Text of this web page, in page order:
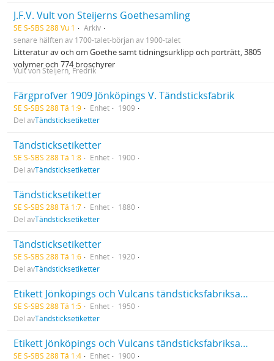
J.F.V. Vult von Steijerns Goethesamling
SE S-SBS 288 Vu 1
Arkiv
senare hälften av 1700-talet-början av 1900-talet
Litteratur av och om Goethe samt tidningsurklipp och porträtt, 3805
volymer och 774 broschyrer
Vult von Steijern, Fredrik
Färgprofver 1909 Jönköpings V. Tändsticksfabrik
SE S-SBS 288 Tä 1:9 Enhet
1909
Del avTändsticksetiketter
Tändsticksetiketter
SE S-SBS 288 Tä 1:8 Enhet
1900
Del avTändsticksetiketter
Tändsticksetiketter
SE S-SBS 288 Tä 1:7 Enhet
1880
Del avTändsticksetiketter
Tändsticksetiketter
SE S-SBS 288 Tä 1:6 Enhet
1920
Del avTändsticksetiketter
Etikett Jönköpings och Vulcans tändsticksfabriksaktiebolag 7292-8521
SE S-SBS 288 Tä 1:5 Enhet
1950
Del avTändsticksetiketter
Etikett Jönköpings och Vulcans tändsticksfabriksaktiebolag 5956-7291
SE S-SBS 288 Tä 1:4 Enhet
1900